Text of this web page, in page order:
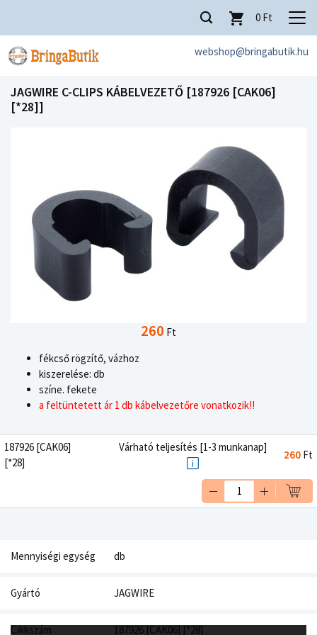
webshop@bringabutik.hu
0 Ft
JAGWIRE C-CLIPS KÁBELVEZETŐ [187926 [CAK06]
[*28]]
260 Ft
fékcső rögzítő, vázhoz
kiszerelése: db
színe. fekete
a feltüntetett ár 1 db kábelvezetőre vonatkozik!!
187926 [CAK06]
[*28]
Várható teljesítés [1-3 munkanap]
260 Ft
Mennyiségi egység db
Gyártó JAGWIRE
Cikkszám
187926 [CAK06] [*28]